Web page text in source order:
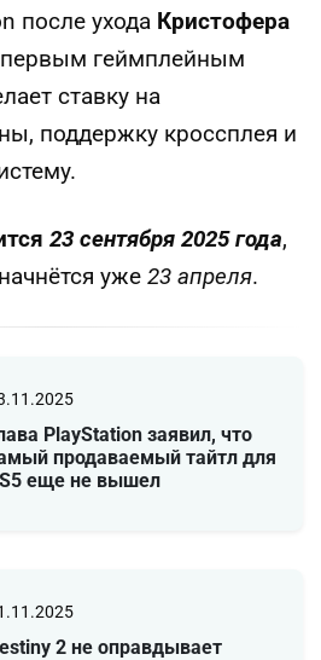
после ухода Кристофера
первым геймплейным
ставку на
поддержку кроссплея и
23 сентября 2025 года,
уже 23 апреля.
PlayStation заявил, что
продаваемый тайтл для
еще не вышел
2 не оправдывает